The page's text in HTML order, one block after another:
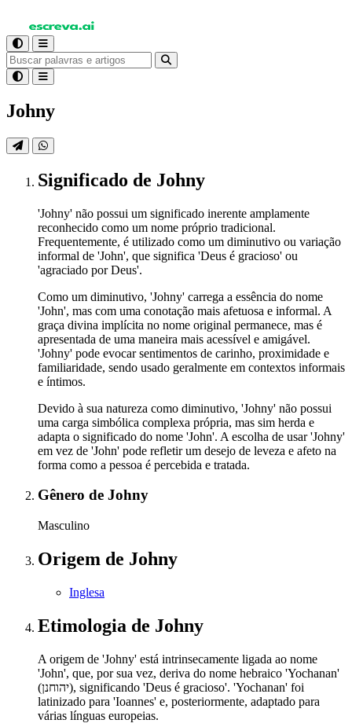
Johny
Significado de Johny
'Johny' não possui um significado inerente amplamente
reconhecido como um nome próprio tradicional.
Frequentemente, é utilizado como um diminutivo ou variação
informal de 'John', que significa 'Deus é gracioso' ou
'agraciado por Deus'.
Como um diminutivo, 'Johny' carrega a essência do nome
'John', mas com uma conotação mais afetuosa e informal. A
graça divina implícita no nome original permanece, mas é
apresentada de uma maneira mais acessível e amigável.
'Johny' pode evocar sentimentos de carinho, proximidade e
familiaridade, sendo usado geralmente em contextos informais
e íntimos.
Devido à sua natureza como diminutivo, 'Johny' não possui
uma carga simbólica complexa própria, mas sim herda e
adapta o significado do nome 'John'. A escolha de usar 'Johny'
em vez de 'John' pode refletir um desejo de leveza e afeto na
forma como a pessoa é percebida e tratada.
Gênero de Johny
Masculino
Origem de Johny
Inglesa
Etimologia de Johny
A origem de 'Johny' está intrinsecamente ligada ao nome
'John', que, por sua vez, deriva do nome hebraico 'Yochanan'
(יהוחנן), significando 'Deus é gracioso'. 'Yochanan' foi
latinizado para 'Ioannes' e, posteriormente, adaptado para
várias línguas europeias.